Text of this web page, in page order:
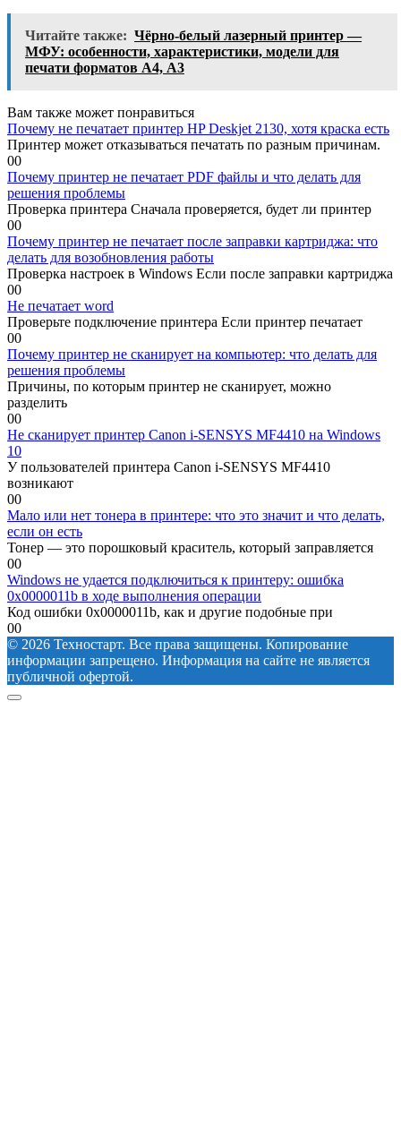
Читайте также: Чёрно-белый лазерный принтер —
МФУ: особенности, характеристики, модели для
печати форматов А4, А3
Вам также может понравиться
Почему не печатает принтер HP Deskjet 2130, хотя краска есть
Принтер может отказываться печатать по разным причинам.
00
Почему принтер не печатает PDF файлы и что делать для
решения проблемы
Проверка принтера Сначала проверяется, будет ли принтер
00
Почему принтер не печатает после заправки картриджа: что
делать для возобновления работы
Проверка настроек в Windows Если после заправки картриджа
00
Не печатает word
Проверьте подключение принтера Если принтер печатает
00
Почему принтер не сканирует на компьютер: что делать для
решения проблемы
Причины, по которым принтер не сканирует, можно
разделить
00
Не сканирует принтер Canon i-SENSYS MF4410 на Windows
10
У пользователей принтера Canon i-SENSYS MF4410
возникают
00
Мало или нет тонера в принтере: что это значит и что делать,
если он есть
Тонер — это порошковый краситель, который заправляется
00
Windows не удается подключиться к принтеру: ошибка
0x0000011b в ходе выполнения операции
Код ошибки 0x0000011b, как и другие подобные при
00
© 2026 Техностарт. Все права защищены. Копирование
информации запрещено. Информация на сайте не является
публичной офертой.